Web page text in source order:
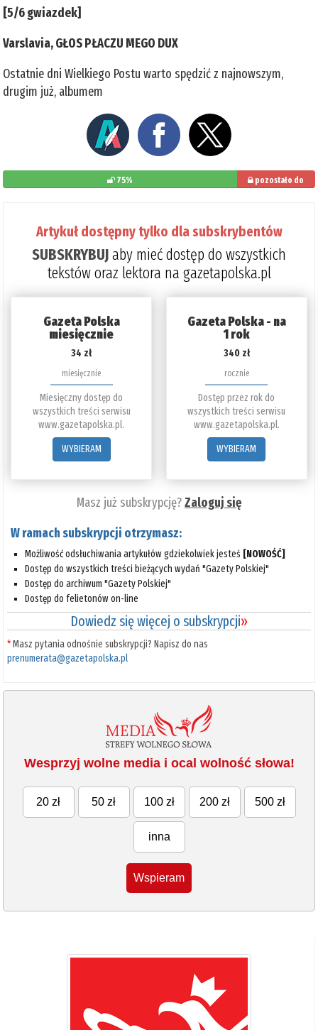
[5/6 gwiazdek]
Varslavia, GŁOS PŁACZU MEGO DUX
Ostatnie dni Wielkiego Postu warto spędzić z najnowszym,
drugim już, albumem
75%
pozostało do
Artykuł dostępny tylko dla subskrybentów
SUBSKRYBUJaby mieć dostęp do wszystkich
tekstów oraz lektora na gazetapolska.pl
Gazeta Polska
miesięcznie
34 zł
miesięcznie
Miesięczny dostęp do
wszystkich treści serwisu
www.gazetapolska.pl.
WYBIERAM
Gazeta Polska - na
1 rok
340 zł
rocznie
Dostęp przez rok do
wszystkich treści serwisu
www.gazetapolska.pl.
WYBIERAM
Masz już subskrypcję?Zaloguj się
W ramach subskrypcji otrzymasz:
Możliwość odsłuchiwania artykułów gdziekolwiek jesteś [NOWOŚĆ]
Dostęp do wszystkich treści bieżących wydań "Gazety Polskiej"
Dostęp do archiwum "Gazety Polskiej"
Dostęp do felietonów on-line
Dowiedz się więcej o subskrypcji»
*Masz pytania odnośnie subskrypcji? Napisz do nas
prenumerata@gazetapolska.pl
Wesprzyj wolne media i ocal wolność słowa!
20 zł 50 zł 100 zł 200 zł 500 zł
inna
Wspieram